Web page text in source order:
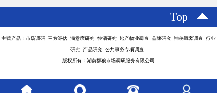
Top
主营产品：市场调研 三方评估 满意度研究 快消研究 地产物业调查 品牌研究 神秘顾客调查 行业
研究 产品研究 公共事务专项调查
版权所有：湖南群狼市场调研服务有限公司